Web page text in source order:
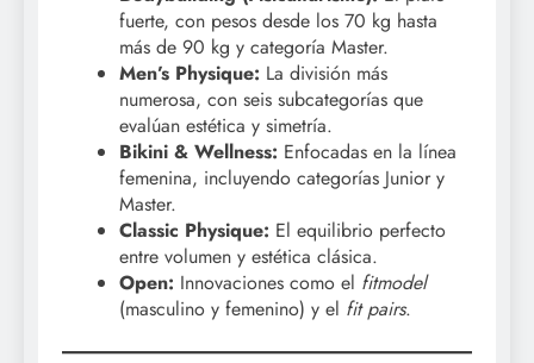
fuerte, con pesos desde los 70 kg hasta
más de 90 kg y categoría Master.
Men’s Physique: La división más
numerosa, con seis subcategorías que
evalúan estética y simetría.
Bikini & Wellness: Enfocadas en la línea
femenina, incluyendo categorías Junior y
Master.
Classic Physique: El equilibrio perfecto
entre volumen y estética clásica.
Open: Innovaciones como el fitmodel
(masculino y femenino) y el fit pairs.